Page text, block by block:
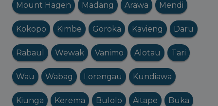
Mount Hagen Madang Arawa Mendi
Kokopo Kimbe Goroka Kavieng Daru
Rabaul Wewak Vanimo Alotau Tari
Wau Wabag Lorengau Kundiawa
Kiunga Kerema Bulolo Aitape Buka